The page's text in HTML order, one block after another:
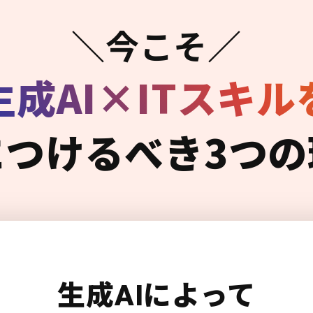
＼今こそ／
成AI×ITスキル
けるべき3つ
生成AIによって